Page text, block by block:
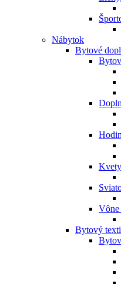
Nábytok
Bytové
Vône
Bytový